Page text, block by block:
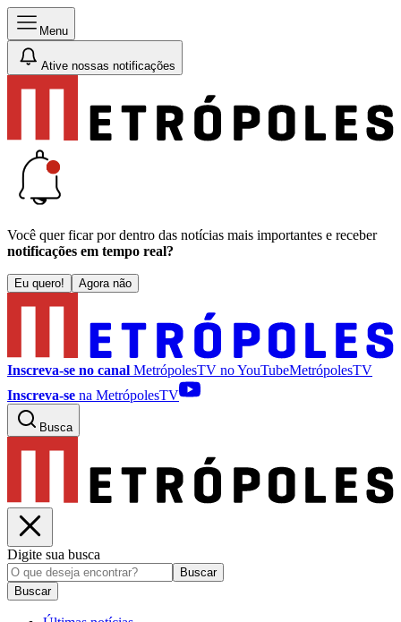
Menu
Ative nossas notificações
Você quer ficar por dentro das notícias mais importantes e receber
notificações em tempo real?
Eu quero! Agora não
Inscreva-se no canal MetrópolesTV noYouTubeMetrópolesTV
Inscreva-se na MetrópolesTV
Busca
Digite sua busca
Buscar
Buscar